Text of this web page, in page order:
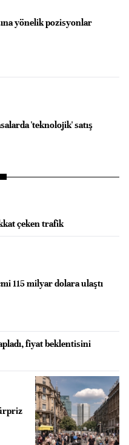
yönelik pozisyonlar
'teknolojik' satış
çeken trafik
115 milyar dolara ulaştı
fiyat beklentisini